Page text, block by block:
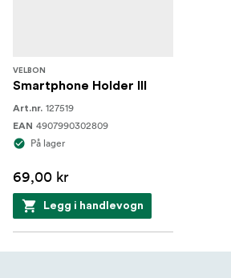
VELBON
Smartphone Holder III
Art.nr. 127519
EAN 4907990302809
På lager
69,00 kr
Legg i handlevogn